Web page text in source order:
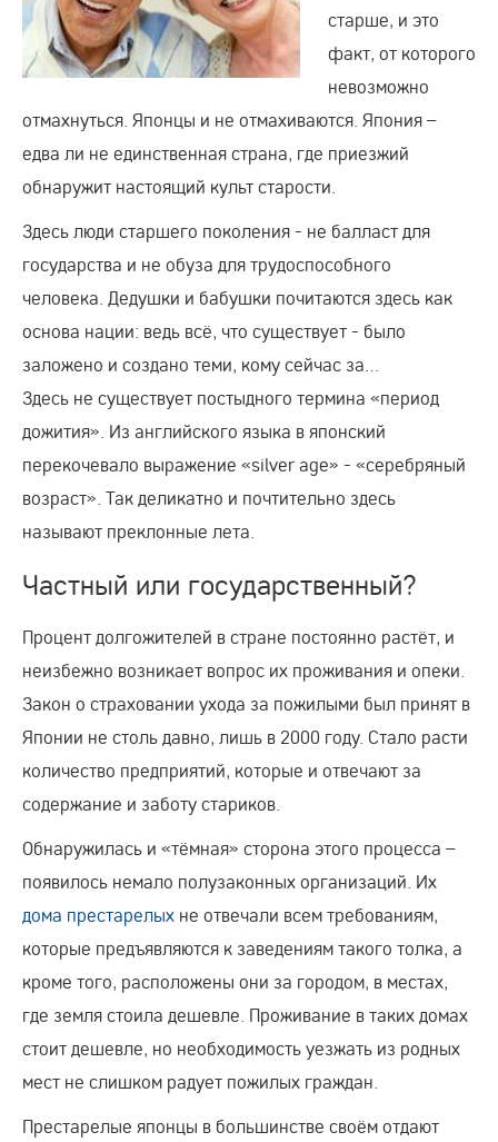
старше, и это
факт, от которого
невозможно
отмахнуться. Японцы и не отмахиваются. Япония –
едва ли не единственная страна, где приезжий
обнаружит настоящий культ старости.
Здесь люди старшего поколения - не балласт для
государства и не обуза для трудоспособного
человека. Дедушки и бабушки почитаются здесь как
основа нации: ведь всё, что существует - было
заложено и создано теми, кому сейчас за…
Здесь не существует постыдного термина «период
дожития». Из английского языка в японский
перекочевало выражение «silver age» - «серебряный
возраст». Так деликатно и почтительно здесь
называют преклонные лета.
Частный или государственный?
Процент долгожителей в стране постоянно растёт, и
неизбежно возникает вопрос их проживания и опеки.
Закон о страховании ухода за пожилыми был принят в
Японии не столь давно, лишь в 2000 году. Стало расти
количество предприятий, которые и отвечают за
содержание и заботу стариков.
Обнаружилась и «тёмная» сторона этого процесса –
появилось немало полузаконных организаций. Их
дома престарелых не отвечали всем требованиям,
которые предъявляются к заведениям такого толка, а
кроме того, расположены они за городом, в местах,
где земля стоила дешевле. Проживание в таких домах
стоит дешевле, но необходимость уезжать из родных
мест не слишком радует пожилых граждан.
Престарелые японцы в большинстве своём отдают